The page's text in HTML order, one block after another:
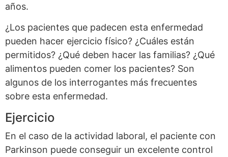
años.
¿Los pacientes que padecen esta enfermedad
pueden hacer ejercicio físico? ¿Cuáles están
permitidos? ¿Qué deben hacer las familias? ¿Qué
alimentos pueden comer los pacientes? Son
algunos de los interrogantes más frecuentes
sobre esta enfermedad.
Ejercicio
En el caso de la actividad laboral, el paciente con
Parkinson puede conseguir un excelente control